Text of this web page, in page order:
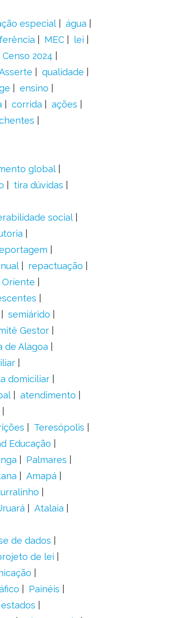
especial
água
MEC
lei
Censo 2024
qualidade
ensino
corrida
ações
global
tira dúvidas
social
repactuação
Oriente
semiárido
Gestor
de Alagoa
domiciliar
atendimento
Teresópolis
Educação
Palmares
Amapá
Atalaia
de dados
de lei
Painéis